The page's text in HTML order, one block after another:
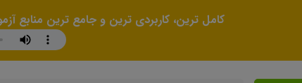
کامل ترین، کاربردی ترین و جامع ترین منابع